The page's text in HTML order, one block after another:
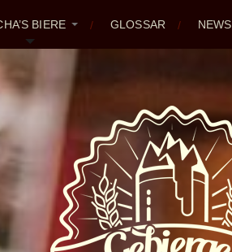
BIERE GLOSSAR NEWS